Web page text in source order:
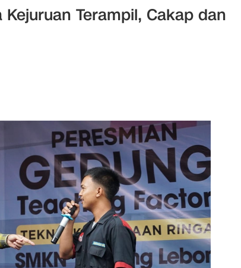
Terampil, Cakap dan